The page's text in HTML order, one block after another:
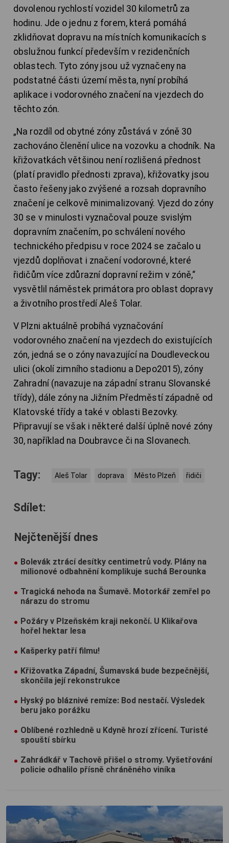
dovolenou rychlostí vozidel 30 kilometrů za
hodinu. Jde o jednu z forem, která pomáhá
zklidňovat dopravu na místních komunikacích s
obslužnou funkcí především v rezidenčních
oblastech. Tyto zóny jsou už vyznačeny na
podstatné části území města, nyní probíhá
aplikace i vodorovného značení na vjezdech do
těchto zón.
„Na rozdíl od obytné zóny zůstává v zóně 30
zachováno členění ulice na vozovku a chodník. Na
křižovatkách většinou není rozlišená přednost
(platí pravidlo přednosti zprava), křižovatky jsou
často řešeny jako zvýšené a rozsah dopravního
značení je celkově minimalizovaný. Vjezd do zóny
30 se v minulosti vyznačoval pouze svislým
dopravním značením, po schválení nového
technického předpisu v roce 2024 se začalo u
vjezdů doplňovat i značení vodorovné, které
řidičům více zdůrazní dopravní režim v zóně,“
vysvětlil náměstek primátora pro oblast dopravy
a životního prostředí Aleš Tolar.
V Plzni aktuálně probíhá vyznačování
vodorovného značení na vjezdech do existujících
zón, jedná se o zóny navazující na Doudleveckou
ulici (okolí zimního stadionu a Depo2015), zóny
Zahradní (navazuje na západní stranu Slovanské
třídy), dále zóny na Jižním Předměstí západně od
Klatovské třídy a také v oblasti Bezovky.
Připravují se však i některé další úplně nové zóny
30, například na Doubravce či na Slovanech.
Tagy: Aleš Tolar doprava Město Plzeň řidiči
Sdílet:
Nejčtenější dnes
Bolevák ztrácí desítky centimetrů vody. Plány na
milionové odbahnění komplikuje suchá Berounka
Tragická nehoda na Šumavě. Motorkář zemřel po
nárazu do stromu
Požáry v Plzeňském kraji nekončí. U Klikařova
hořel hektar lesa
Kašperky patří filmu!
Křižovatka Západní, Šumavská bude bezpečnější,
skončila její rekonstrukce
Hyský po bláznivé remíze: Bod nestačí. Výsledek
beru jako porážku
Oblíbené rozhledně u Kdyně hrozí zřícení. Turisté
spouští sbírku
Zahrádkář v Tachově přišel o stromy. Vyšetřování
policie odhalilo přísně chráněného viníka